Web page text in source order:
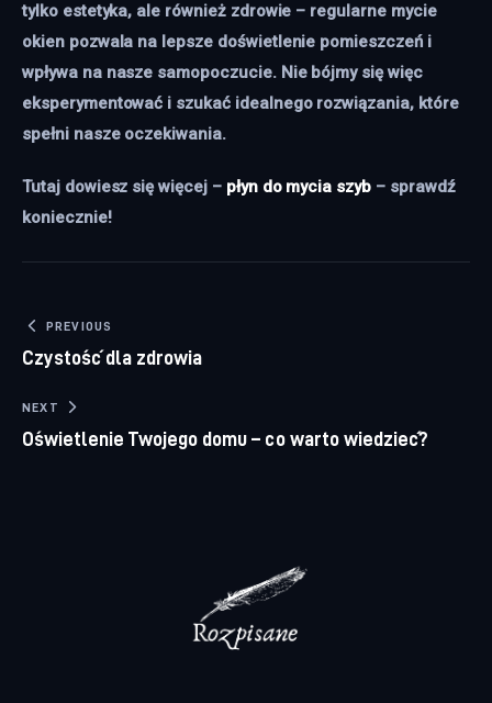
tylko estetyka, ale również zdrowie – regularne mycie
okien pozwala na lepsze doświetlenie pomieszczeń i
wpływa na nasze samopoczucie. Nie bójmy się więc
eksperymentować i szukać idealnego rozwiązania, które
spełni nasze oczekiwania.
Tutaj dowiesz się więcej – płyn do mycia szyb – sprawdź
koniecznie!
Nawigacja wpisu
PREVIOUS
Czystość dla zdrowia
NEXT
Oświetlenie Twojego domu – co warto wiedzieć?